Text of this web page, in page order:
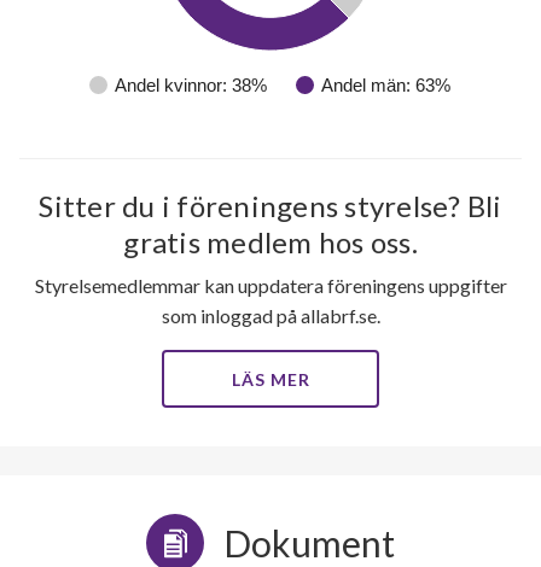
Andel kvinnor: 38% Andel män: 63%
Sitter du i föreningens styrelse? Bli
gratis medlem hos oss.
Styrelsemedlemmar kan uppdatera föreningens uppgifter
som inloggad på allabrf.se.
LÄS MER
Dokument